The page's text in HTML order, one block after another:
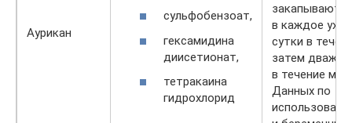
Аурикан
сульфобензоат,
гексамидина
диисетионат,
тетракаина
гидрохлорид
закапывают
в каждое ухо
сутки в
затем
в течение
Данных по